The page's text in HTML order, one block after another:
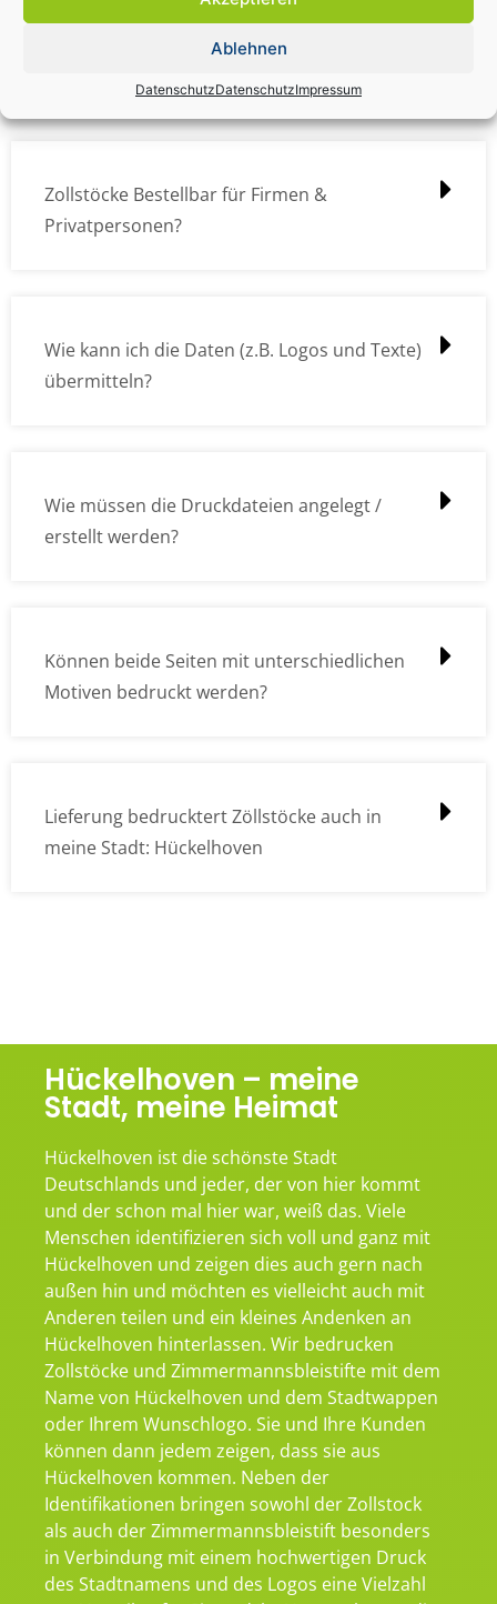
Ablehnen
DatenschutzDatenschutzImpressum
Zollstock Druckdatencheck / Profidatencheck
Zollstöcke Bestellbar für Firmen &
Privatpersonen?
Wie kann ich die Daten (z.B. Logos und Texte)
übermitteln?
Wie müssen die Druckdateien angelegt /
erstellt werden?
Können beide Seiten mit unterschiedlichen
Motiven bedruckt werden?
Lieferung bedrucktert Zöllstöcke auch in
meine Stadt: Hückelhoven
Hückelhoven – meine
Stadt, meine Heimat
Hückelhoven ist die schönste Stadt
Deutschlands und jeder, der von hier kommt
und der schon mal hier war, weiß das. Viele
Menschen identifizieren sich voll und ganz mit
Hückelhoven und zeigen dies auch gern nach
außen hin und möchten es vielleicht auch mit
Anderen teilen und ein kleines Andenken an
Hückelhoven hinterlassen. Wir bedrucken
Zollstöcke und Zimmermannsbleistifte mit dem
Name von Hückelhoven und dem Stadtwappen
oder Ihrem Wunschlogo. Sie und Ihre Kunden
können dann jedem zeigen, dass sie aus
Hückelhoven kommen. Neben der
Identifikationen bringen sowohl der Zollstock
als auch der Zimmermannsbleistift besonders
in Verbindung mit einem hochwertigen Druck
des Stadtnamens und des Logos eine Vielzahl